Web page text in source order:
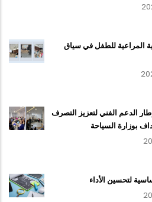
المراعية للطفل في سياق
الدعم الفني لتعزيز التصرف
بوزارة السياحة
لتحسين الأداء